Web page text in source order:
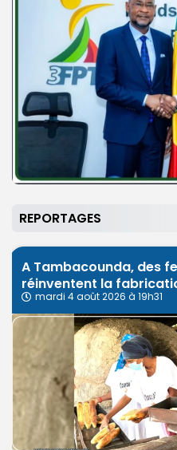
REPORTAGES
A Tambacounda, des
réinventent la
mardi 4 août 2026 à 19h31